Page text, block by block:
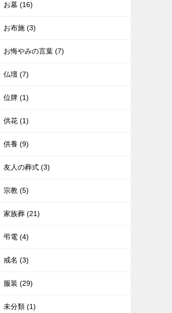
お墓 (16)
お布施 (3)
お悔やみの言葉 (7)
仏壇 (7)
位牌 (1)
供花 (1)
供養 (9)
友人の葬式 (3)
宗教 (5)
家族葬 (21)
弔電 (4)
戒名 (3)
服装 (29)
未分類 (1)